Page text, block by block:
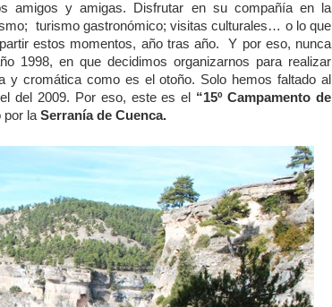
amigos y amigas. Disfrutar en su compañía en la
turismo gastronómico; visitas culturales… o lo que
estos momentos, año tras año. Y por eso, nunca
1998, en que decidimos organizarnos para realizar
y cromática como es el otoño. Solo hemos faltado al
del 2009. Por eso, este es el “15º Campamento de
por la Serranía de Cuenca.